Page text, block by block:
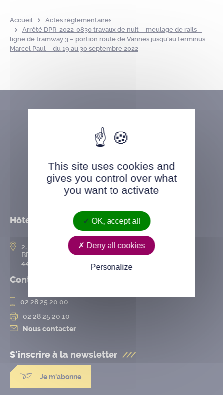
Accueil
Actes réglementaires
Arrêté DPR-2022-0830 travaux de nuit – meulage de rails –
ligne de tramway 3 – portion route de Vannes jusqu’au terminus
Marcel Paul – du 19 au 30 septembre 2022
Hôtel de ville
2, rue de l’Hôtel-de-Ville
BP 50167
44802 Saint-Herblain cedex
Contact
02 28 25 20 00
02 28 25 20 10
Nous contacter
S'inscrire à la newsletter
Je m'abonne
This site uses cookies and
gives you control over what
you want to activate
OK, accept all
Deny all cookies
Personalize